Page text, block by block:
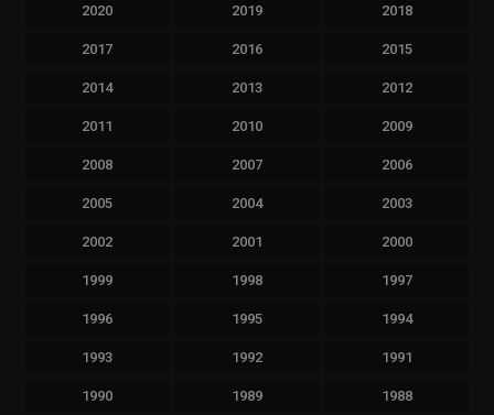
2020 2019 2018
2017 2016 2015
2014 2013 2012
2011 2010 2009
2008 2007 2006
2005 2004 2003
2002 2001 2000
1999 1998 1997
1996 1995 1994
1993 1992 1991
1990 1989 1988